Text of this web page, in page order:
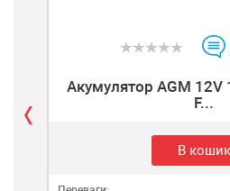
Акумулятор AGM
F...
В кошик